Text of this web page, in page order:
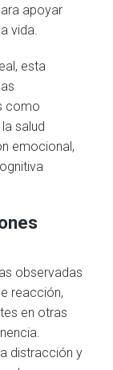
apoyar
vida.
esta
como
salud
emocional,
observadas
reacción,
en otras
distracción y